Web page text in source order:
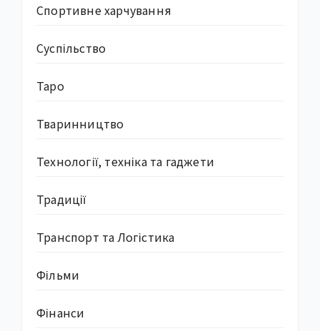
Спортивне харчування
Суcпільство
Таро
Тваринництво
Технології, техніка та гаджети
Традиції
Транспорт та Логістика
Фільми
Фінанси